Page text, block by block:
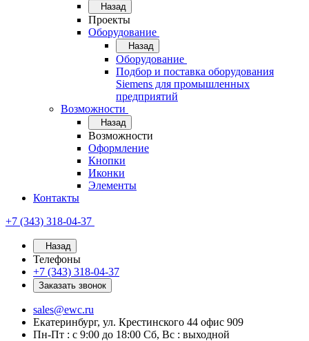
Назад
Проекты
Оборудование
Назад
Оборудование
Подбор и поставка оборудования
Siemens для промышленных
предприятий
Возможности
Назад
Возможности
Оформление
Кнопки
Иконки
Элементы
Контакты
+7 (343) 318-04-37
Назад
Телефоны
+7 (343) 318-04-37
Заказать звонок
sales@ewc.ru
Екатеринбург, ул. Крестинского 44 офис 909
Пн-Пт : с 9:00 до 18:00 Сб, Вс : выходной